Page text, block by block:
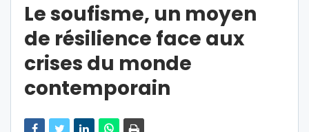
Le soufisme, un moyen
de résilience face aux
crises du monde
contemporain